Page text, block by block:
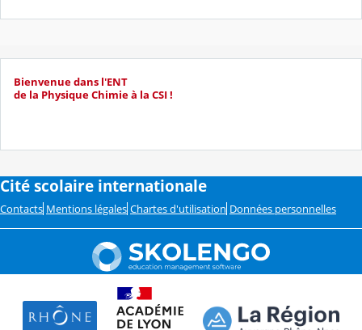
Bienvenue dans l'ENT
de la Physique Chimie à la CSI !
Cité scolaire internationale
Contacts Mentions légales Chartes d'utilisation Données personnelles